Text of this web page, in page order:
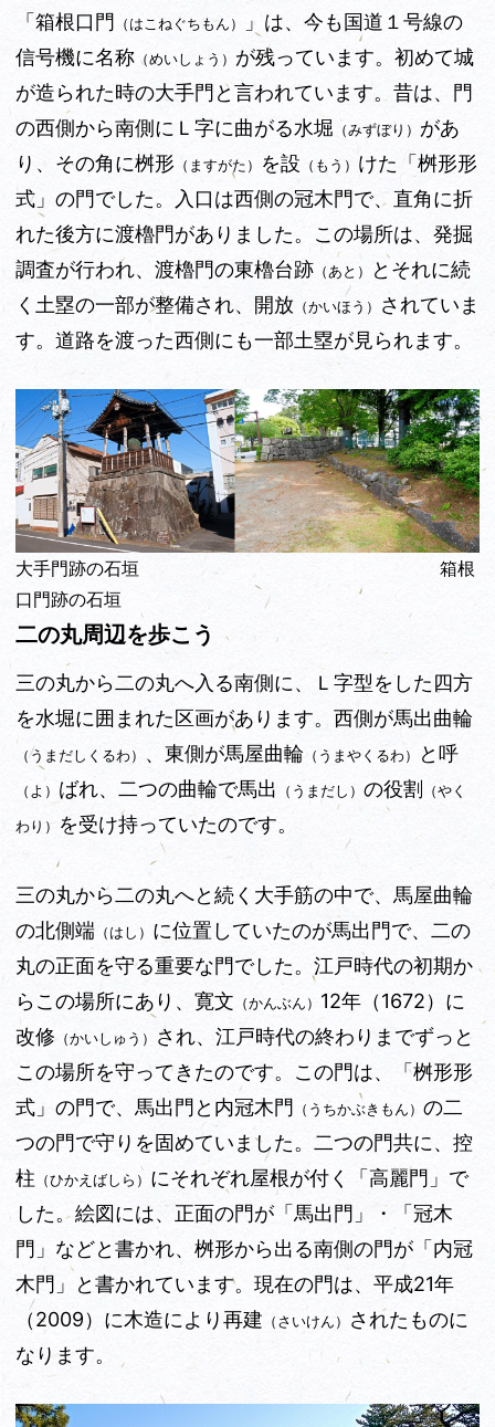
「箱根口門 （はこねぐちもん）
」は、今も国道１号線の
信号機に名称 （めいしょう） が残っています。初めて城
が造られた時の大手門と言われています。昔は、門
の西側から南側にＬ字に曲がる水堀 （みずぼり） があ
り、その角に桝形 （ますがた） を設 （もう） けた「桝形形
式」の門でした。入口は西側の冠木門で、直角に折
れた後方に渡櫓門がありました。この場所は、発掘
調査が行われ、渡櫓門の東櫓台跡 （あと）
とそれに続
く土塁の一部が整備され、開放 （かいほう）
されていま
す。道路を渡った西側にも一部土塁が見られます。
大手門跡の石垣 箱根
口門跡の石垣
二の丸周辺を歩こう
三の丸から二の丸へ入る南側に、Ｌ字型をした四方
を水堀に囲まれた区画があります。西側が馬出曲輪
（うまだしくるわ） 、東側が馬屋曲輪 （うまやくるわ） と呼
（よ） ばれ、二つの曲輪で馬出 （うまだし） の役割 （やく
わり） を受け持っていたのです。
三の丸から二の丸へと続く大手筋の中で、馬屋曲輪
の北側端 （はし） に位置していたのが馬出門で、二の
丸の正面を守る重要な門でした。江戸時代の初期か
らこの場所にあり、寛文 （かんぶん） 12年（1672）に
改修 （かいしゅう）
され、江戸時代の終わりまでずっと
この場所を守ってきたのです。この門は、「桝形形
式」の門で、馬出門と内冠木門 （うちかぶきもん） の二
つの門で守りを固めていました。二つの門共に、控
柱 （ひかえばしら） にそれぞれ屋根が付く「高麗門」で
した。絵図には、正面の門が「馬出門」・「冠木
門」などと書かれ、桝形から出る南側の門が「内冠
木門」と書かれています。現在の門は、平成21年
（2009）に木造により再建 （さいけん）
されたものに
なります。